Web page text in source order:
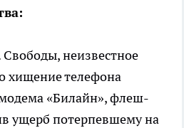
Свободы, неизвестное
хищение телефона
«Билайн», флеш-
ущерб потерпевшему на